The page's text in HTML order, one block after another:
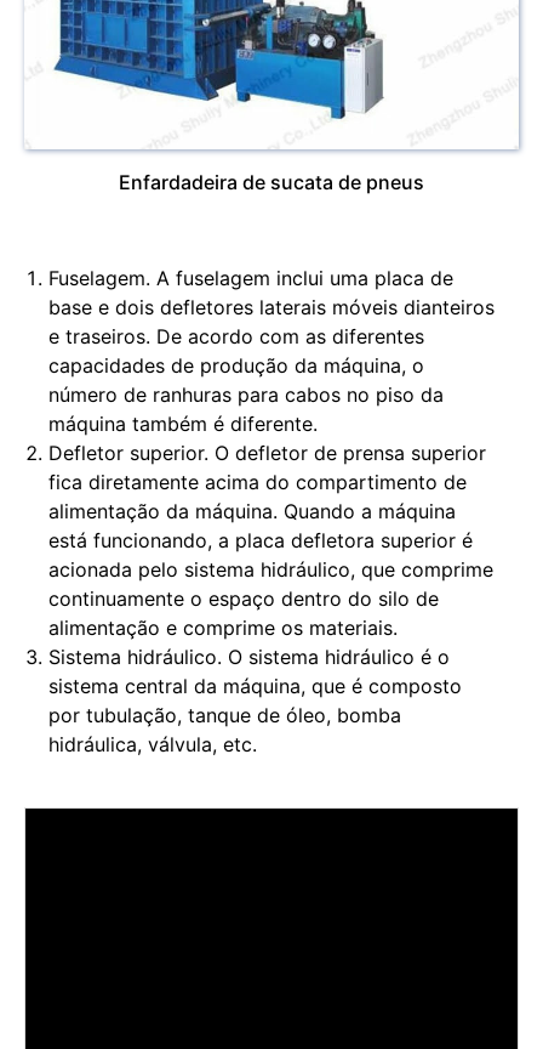
Enfardadeira de sucata de pneus
Fuselagem. A fuselagem inclui uma placa de
base e dois defletores laterais móveis dianteiros
e traseiros. De acordo com as diferentes
capacidades de produção da máquina, o
número de ranhuras para cabos no piso da
máquina também é diferente.
Defletor superior. O defletor de prensa superior
fica diretamente acima do compartimento de
alimentação da máquina. Quando a máquina
está funcionando, a placa defletora superior é
acionada pelo sistema hidráulico, que comprime
continuamente o espaço dentro do silo de
alimentação e comprime os materiais.
Sistema hidráulico. O sistema hidráulico é o
sistema central da máquina, que é composto
por tubulação, tanque de óleo, bomba
hidráulica, válvula, etc.